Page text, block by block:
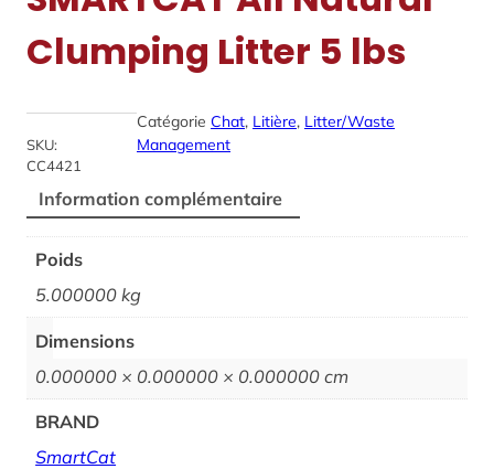
Clumping Litter 5 lbs
SKU:
CC4421
Catégorie Chat, Litière, Litter/Waste
Management
Information complémentaire
Poids
5.000000 kg
Dimensions
0.000000 × 0.000000 × 0.000000 cm
BRAND
SmartCat